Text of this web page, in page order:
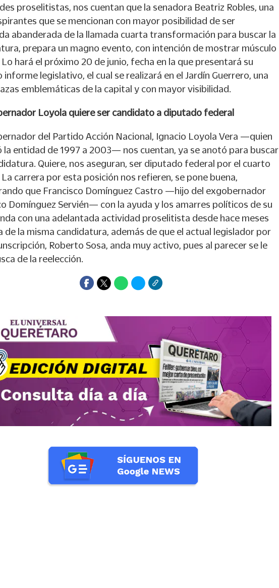
proselitistas, nos cuentan que la senadora Beatriz Robles, una
que se mencionan con mayor posibilidad de ser
abanderada de la llamada cuarta transformación para buscar la
prepara un magno evento, con intención de mostrar músculo
hará el próximo 20 de junio, fecha en la que presentará su
informe legislativo, el cual se realizará en el Jardín Guerrero, una
emblemáticas de la capital y con mayor visibilidad.
Loyola quiere ser candidato a diputado federal
del Partido Acción Nacional, Ignacio Loyola Vera —quien
la entidad de 1997 a 2003— nos cuentan, ya se anotó para buscar
Quiere, nos aseguran, ser diputado federal por el cuarto
carrera por esta posición nos refieren, se pone buena,
que Francisco Domínguez Castro —hijo del exgobernador
Domínguez Servién— con la ayuda y los amarres políticos de su
con una adelantada actividad proselitista desde hace meses
de la misma candidatura, además de que el actual legislador por
Roberto Sosa, anda muy activo, pues al parecer se le
de la reelección.